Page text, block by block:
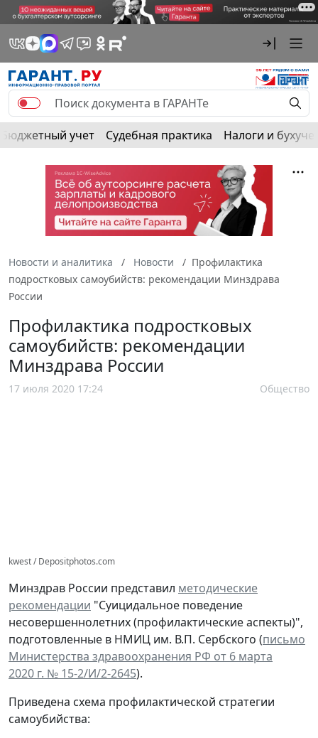
Бюджетный учет Судебная практика Налоги и
Новости и аналитика Новости
Профилактика
подростковых самоубийств: рекомендации Минздрава
России
Профилактика подростковых
самоубийств: рекомендации
Минздрава России
17 июля 2020 17:24 Общество
kwest / Depositphotos.com
Минздрав России представил методические
рекомендации "Суицидальное поведение
несовершеннолетних (профилактические аспекты)",
подготовленные в НМИЦ им. В.П. Сербского (письмо
Министерства здравоохранения РФ от 6 марта
2020 г. № 15-2/И/2-2645).
Приведена схема профилактической стратегии
самоубийства: